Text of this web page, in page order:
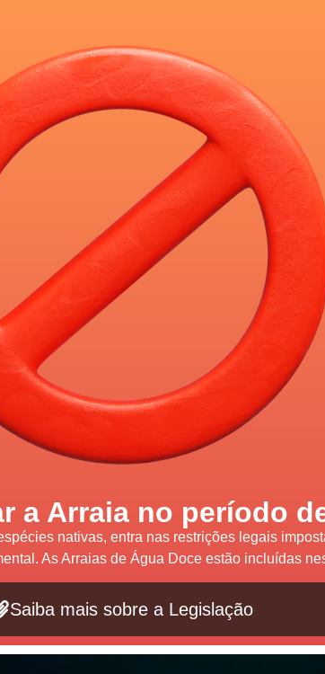
a Arraia no período
nativas, entra nas restrições legais
As Arraias de Água Doce estão incluídas
Saiba mais sobre a Legislação